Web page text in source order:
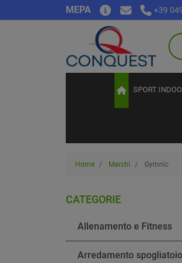
MEPA +39
SPORT
Home Marchi Gymnic
CATEGORIE
Allenamento e Fitness
Arredamento spogliatoio